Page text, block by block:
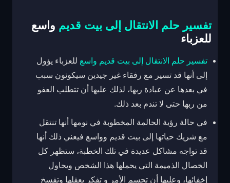
تفسير حلم الانتقال إلى بيت قديم واسع
للعزباء
تفسير حلم الانتقال إلى بيت قديم واسع للعزباء يؤول
إلى أنها قد تسير مع رفقاء غير جيدين سيكونون سبب
في بعدها عن عبادة ربها، لذلك عليها أن تتطلب العفو
من ربها حتى لا تندم بعد ذلك.
في حالة رؤية الحالمة المخطوبة في نومها أنها تنتقل
مع شريك حياتها إلى بيت قديم وواسع فيعني ذلك أنها
قد تواجه مشاكل عديدة في تلك الخطبة، ستظهر كل
الخصال الذميمة التي يحملها هذا الشخص ويحاول
إخفائها، وعليها أن تحسم الأمر و تفكر بعقلها وتفسخ